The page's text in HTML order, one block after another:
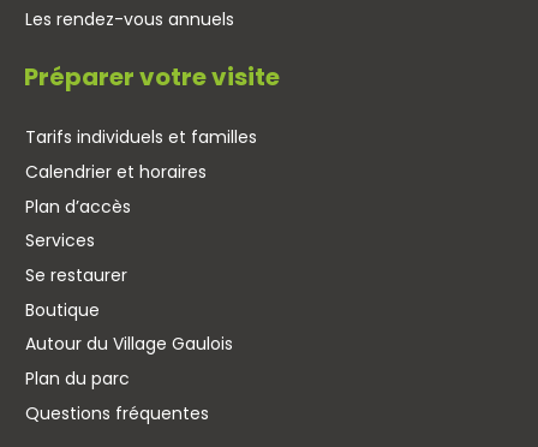
Les rendez-vous annuels
Préparer votre visite
Tarifs individuels et familles
Calendrier et horaires
Plan d’accès
Services
Se restaurer
Boutique
Autour du Village Gaulois
Plan du parc
Questions fréquentes